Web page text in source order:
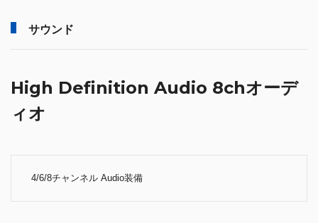
サウンド
High Definition Audio 8chオーデ
ィオ
4/6/8チャンネル Audio装備